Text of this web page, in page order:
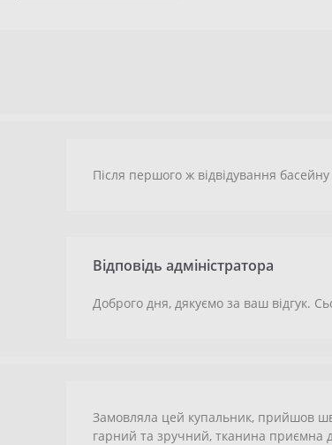
Після першого ж відвідування
Відповідь адміністратора
Доброго дня, дякуємо за ваш відгук.
Замовляла цей купальник, прийшов
гарний та зручний, тканина приємна